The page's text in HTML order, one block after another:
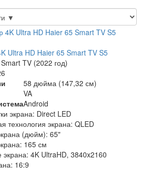
Ultra HD Haier 65 Smart TV S5
TV (2022 год)
58 дюйма (147,32 см)
VA
Android
экрана: Direct LED
технология экрана: QLED
(дюйм): 65"
165 см
4K UltraHD, 3840x2160
16:9